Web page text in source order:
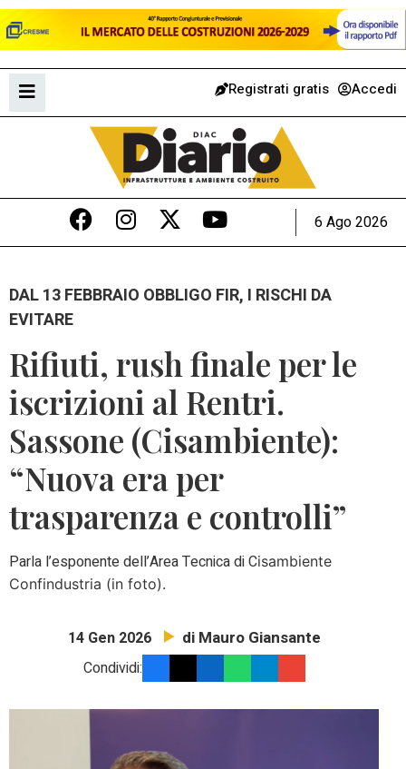
Registrati gratis Accedi
6 Ago 2026
DAL 13 FEBBRAIO OBBLIGO FIR, I RISCHI DA
EVITARE
Rifiuti, rush finale per le
iscrizioni al Rentri.
Sassone (Cisambiente):
“Nuova era per
trasparenza e controlli”
Parla l’esponente dell’Area Tecnica di Cisambiente
Confindustria (in foto).
14 Gen 2026 di Mauro Giansante
Condividi: